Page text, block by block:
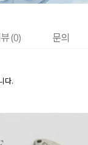
(0) 문의
다.